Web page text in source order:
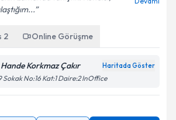
2 Online Görüşme
Korkmaz Çakır Haritada Göster
Sokak No:16 Kat:1 Daire:2 InOffice